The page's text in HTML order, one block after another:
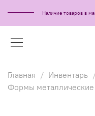
Наличие товаров в
Главная
Инвентарь
Формы